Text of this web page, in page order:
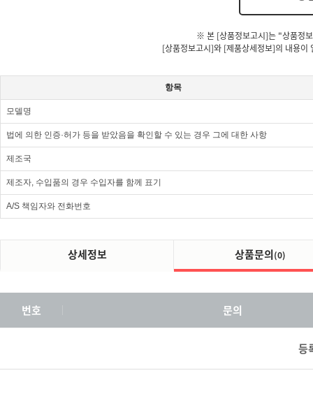
※ 본 [상품정보고시]는 "상품정
[상품정보고시]와 [제품상세정보]의 내용이
항목
모델명
법에 의한 인증·허가 등을 받았음을 확인할 수 있는 경우 그에 대한 사항
제조국
제조자, 수입품의 경우 수입자를 함께 표기
A/S 책임자와 전화번호
상세정보 상품문의(0)
번호 문의
등